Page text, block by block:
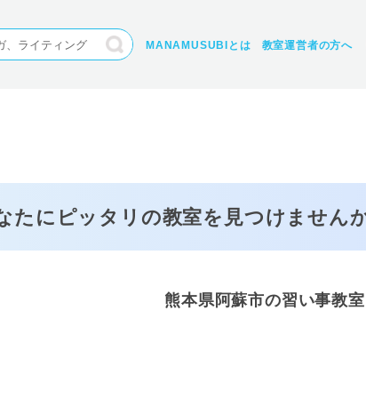
MANAMUSUBIとは 教室運営者の方へ
たにピッタリの教室を見つけません
熊本県阿蘇市の習い事教室